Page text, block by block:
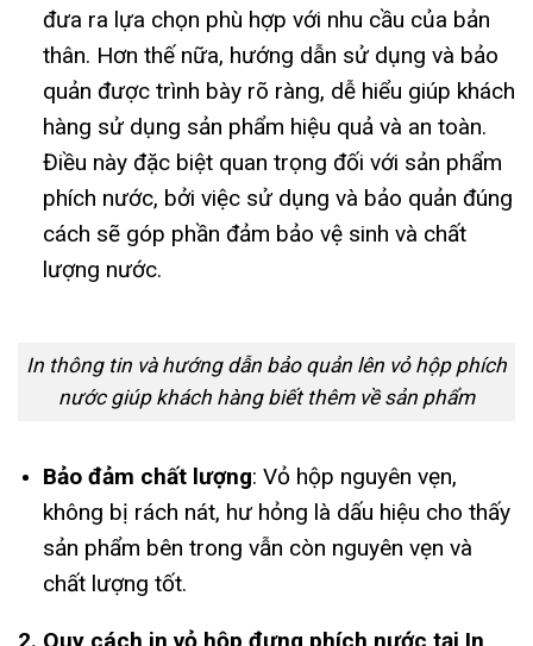
đưa ra lựa chọn phù hợp với nhu cầu của bản
thân. Hơn thế nữa, hướng dẫn sử dụng và bảo
quản được trình bày rõ ràng, dễ hiểu giúp khách
hàng sử dụng sản phẩm hiệu quả và an toàn.
Điều này đặc biệt quan trọng đối với sản phẩm
phích nước, bởi việc sử dụng và bảo quản đúng
cách sẽ góp phần đảm bảo vệ sinh và chất
lượng nước.
In thông tin và hướng dẫn bảo quản lên vỏ hộp phích
nước giúp khách hàng biết thêm về sản phẩm
Bảo đảm chất lượng: Vỏ hộp nguyên vẹn,
không bị rách nát, hư hỏng là dấu hiệu cho thấy
sản phẩm bên trong vẫn còn nguyên vẹn và
chất lượng tốt.
2. Quy cách in vỏ hộp đựng phích nước tại In